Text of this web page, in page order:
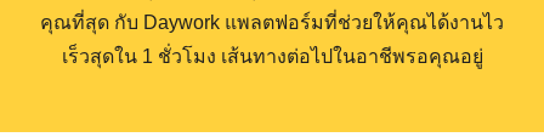
คุณที่สุด กับ Daywork แพลตฟอร์มที่ช่วยให้คุณได้งานไว
เร็วสุดใน 1 ชั่วโมง เส้นทางต่อไปในอาชีพรอคุณอยู่